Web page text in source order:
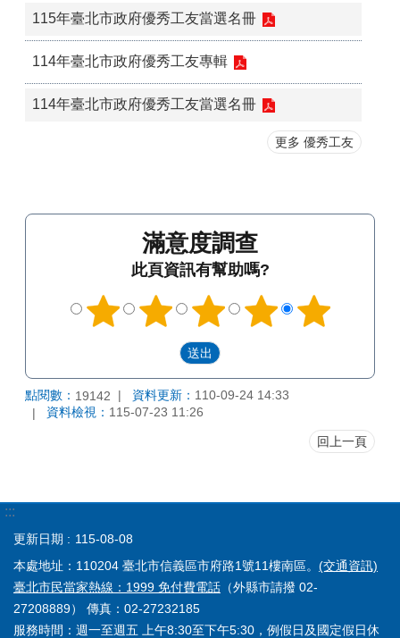
115年臺北市政府優秀工友當選名冊
114年臺北市政府優秀工友專輯
114年臺北市政府優秀工友當選名冊
更多 優秀工友
滿意度調查
此頁資訊有幫助嗎?
點閱數： 19142 資料更新： 110-09-24 14:33
資料檢視： 115-07-23 11:26
回上一頁
:::
更新日期
115-08-08
本處地址：110204 臺北市信義區市府路1號11樓南區。 (交通資訊)
臺北市民當家熱線：1999 免付費電話 （外縣市請撥 02-
27208889） 傳真：02-27232185
服務時間：週一至週五 上午8:30至下午5:30，例假日及國定假日休